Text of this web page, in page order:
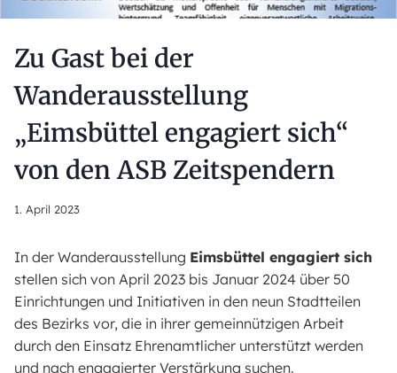
Zu Gast bei der
Wanderausstellung
„Eimsbüttel engagiert sich“
von den ASB Zeitspendern
1. April 2023
In der Wanderausstellung Eimsbüttel engagiert sich
stellen sich von April 2023 bis Januar 2024 über 50
Einrichtungen und Initiativen in den neun Stadtteilen
des Bezirks vor, die in ihrer gemeinnützigen Arbeit
durch den Einsatz Ehrenamtlicher unterstützt werden
und nach engagierter Verstärkung suchen.